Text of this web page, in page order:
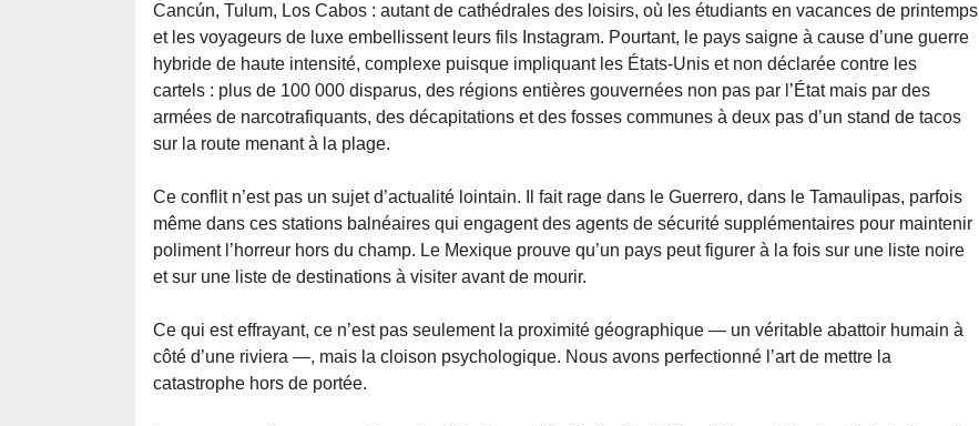
Cancún, Tulum, Los Cabos : autant de cathédrales des loisirs, où les étudiants en vacances de printemps
et les voyageurs de luxe embellissent leurs fils Instagram. Pourtant, le pays saigne à cause d’une guerre
hybride de haute intensité, complexe puisque impliquant les États-Unis et non déclarée contre les
cartels : plus de 100 000 disparus, des régions entières gouvernées non pas par l’État mais par des
armées de narcotrafiquants, des décapitations et des fosses communes à deux pas d’un stand de tacos
sur la route menant à la plage.
Ce conflit n’est pas un sujet d’actualité lointain. Il fait rage dans le Guerrero, dans le Tamaulipas, parfois
même dans ces stations balnéaires qui engagent des agents de sécurité supplémentaires pour maintenir
poliment l’horreur hors du champ. Le Mexique prouve qu’un pays peut figurer à la fois sur une liste noire
et sur une liste de destinations à visiter avant de mourir.
Ce qui est effrayant, ce n’est pas seulement la proximité géographique — un véritable abattoir humain à
côté d’une riviera —, mais la cloison psychologique. Nous avons perfectionné l’art de mettre la
catastrophe hors de portée.